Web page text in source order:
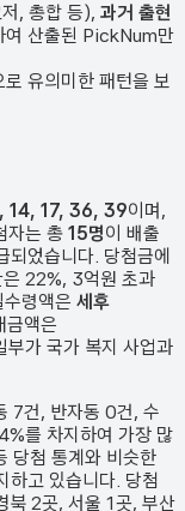
, 총합 등), 과거 출현
여 산출된 PickNum만
유의미한 패턴을 보
14, 17, 36, 39이며,
자는 총 15명이 배출
되었습니다. 당첨금에
22%, 3억원 초과
령액은 세후
금액은
부가 국가 복지 사업과
7건, 반자동 0건, 수
를 차지하여 가장 많
당첨 통계와 비슷한
하고 있습니다. 당첨
북 2곳, 서울 1곳, 부산